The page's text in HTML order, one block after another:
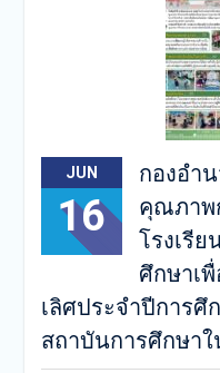
ภายในโรงเรีย
คุณภาพการศึกษ
ดำเนินการที่เป็
การศึกษา 2569
สถาบันการศึกษ
สารสาสน์
JUN
16
กองอำ
คุณภาพ
โรงเรี
ศึกษาเ
เลิศประจำปีการศึ
สถาบันการศึกษาใ